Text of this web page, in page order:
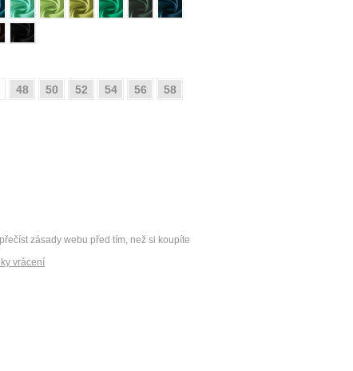
48 50 52 54 56
58
zásady webu před tím, než si koupíte
vrácení